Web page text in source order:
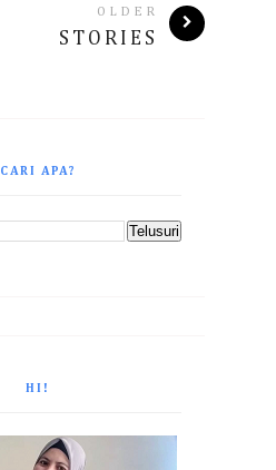
OLDER
STORIES
CARI APA?
HI!